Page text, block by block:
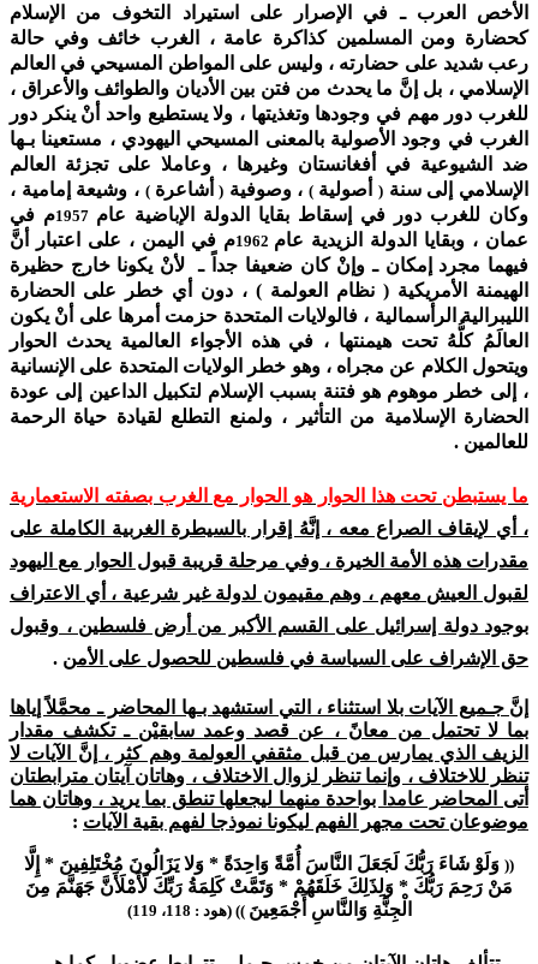
الأخص العرب ـ في الإصرار على استيراد التخوف من الإسلام
كحضارة ومن المسلمين كذاكرة عامة ، الغرب خائف وفي حالة
رعب شديد على حضارته ، وليس على المواطن المسيحي في العالم
الإسلامي ، بل إنَّ ما يحدث من فتن بين الأديان والطوائف والأعراق ،
للغرب دور مهم في وجودها وتغذيتها ، ولا يستطيع واحد أنْ ينكر دور
الغرب في وجود الأصولية بالمعنى المسيحي اليهودي ، مستعينا بـها
ضد الشيوعية في أفغانستان وغيرها ، وعاملا على تجزئة العالم
الإسلامي إلى سنة (أصولية) ، وصوفية( أشاعرة) ، وشيعة إمامية ،
وكان للغرب دور في إسقاط بقايا الدولة الإباضية عام
م في
عمان ، وبقايا الدولة الزيدية عام
م في اليمن ، على اعتبار أنَّ
فيهما مجرد إمكان ـ وإنْ كان ضعيفا جداً ـ لأنْ يكونا خارج حظيرة
الهيمنة الأمريكية ( نظام العولمة ) ، دون أي خطر على الحضارة
الليبرالية الرأسمالية ، فالولايات المتحدة حزمت أمرها على أنْ يكون
العالَمُ كلُّهُ تحت هيمنتها ، في هذه الأجواء العالمية يحدث الحوار
ويتحول الكلام عن مجراه ، وهو خطر الولايات المتحدة على الإنسانية
، إلى خطر موهوم هو فتنة بسبب الإسلام لتكبيل الداعين إلى عودة
الحضارة الإسلامية من التأثير ، ولمنع التطلع لقيادة حياة الرحمة
للعالمين .
ما يستبطن تحت هذا الحوار هو الحوار مع الغرب بصفته الاستعمارية
، أي لإيقاف الصراع معه ، إنَّهُ إقرار بالسيطرة الغربية الكاملة على
مقدرات هذه الأمة الخيرة ، وفي مرحلة قريبة قبول الحوار مع اليهود
لقبول العيش معهم ، وهم مقيمون لدولة غير شرعية ، أي الاعتراف
بوجود دولة إسرائيل على القسم الأكبر من أرض فلسطين ، وقبول
حق الإشراف على السياسة في فلسطين للحصول على الأمن .
إنَّ جـميع الآيات بلا استثناء ، التي استشهد بـها المحاضر ـ محمَّلاً إياها
بما لا تحتمل من معانً ، عن قصد وعمد سابقيْن ـ تكشف مقدار
الزيف الذي يمارس من قبل مثقفي العولمة وهم كثر ، إنَّ الآيات لا
تنظر للاختلاف ، وإنما تنظر لزوال الاختلاف ، وهاتان آيتان مترابطتان
أتى المحاضر عامدا بواحدة منهما ليجعلها تنطق بما يريد ، وهاتان هما
موضوعان تحت مجهر الفهم ليكونا نموذجا لفهم بقية الآيات :
(( وَلَوْ شَاءَ رَبُّكَ لَجَعَلَ النَّاسَ أُمَّةً وَاحِدَةً * وَلا يَزَالُونَ مُخْتَلِفِينَ * إِلَّا
مَنْ رَحِمَ رَبُّكَ * وَلِذَلِكَ خَلَقَهُمْ * وَتَمَّتْ كَلِمَةُ رَبِّكَ لَأَمْلَأَنَّ جَهَنَّمَ مِنَ
الْجِنَّةِ وَالنَّاسِ أَجْمَعِينَ )) (هود : 118، 119)